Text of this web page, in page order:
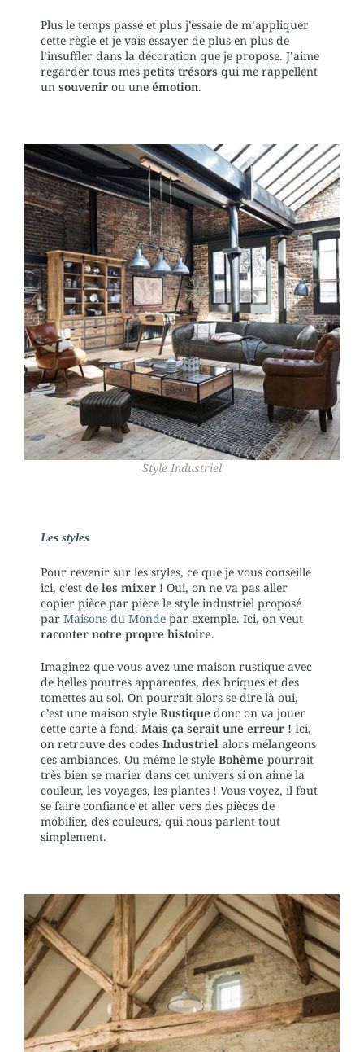
Plus le temps passe et plus j’essaie de m’appliquer
cette règle et je vais essayer de plus en plus de
l’insuffler dans la décoration que je propose. J’aime
regarder tous mes petits trésors qui me rappellent
un souvenir ou une émotion.
Style Industriel
Les styles
Pour revenir sur les styles, ce que je vous conseille
ici, c’est de les mixer ! Oui, on ne va pas aller
copier pièce par pièce le style industriel proposé
par Maisons du Monde par exemple. Ici, on veut
raconter notre propre histoire.
Imaginez que vous avez une maison rustique avec
de belles poutres apparentes, des briques et des
tomettes au sol. On pourrait alors se dire là oui,
c’est une maison style Rustique donc on va jouer
cette carte à fond. Mais ça serait une erreur ! Ici,
on retrouve des codes Industriel alors mélangeons
ces ambiances. Ou même le style Bohème pourrait
très bien se marier dans cet univers si on aime la
couleur, les voyages, les plantes ! Vous voyez, il faut
se faire confiance et aller vers des pièces de
mobilier, des couleurs, qui nous parlent tout
simplement.